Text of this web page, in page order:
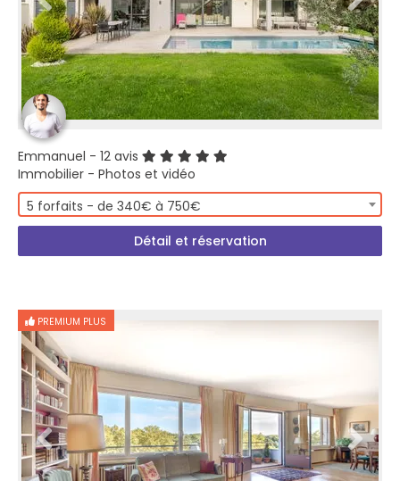
Emmanuel - 12 avis
Immobilier - Photos et vidéo
5 forfaits - de 340€ à 750€
Détail et réservation
PREMIUM PLUS